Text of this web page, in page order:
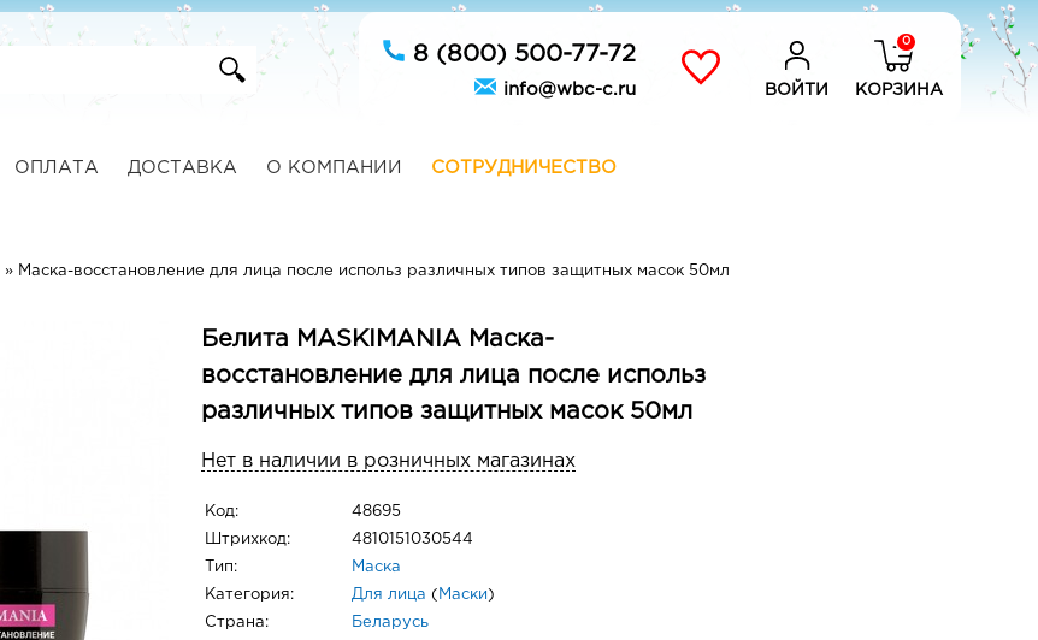
8 (800) 500-77-72
info@wbc-c.ru ВОЙТИ
0
КОРЗИНА
ОПЛАТА ДОСТАВКА О КОМПАНИИ СОТРУДНИЧЕСТВО
» Маска-восстановление для лица после использ различных типов защитных масок 50мл
Белита MASKIMANIA Маска-
восстановление для лица после использ
различных типов защитных масок 50мл
Нет в наличии в розничных магазинах
Код: 48695
Штрихкод: 4810151030544
Тип: Маска
Категория: Для лица ( Маски )
Страна: Беларусь